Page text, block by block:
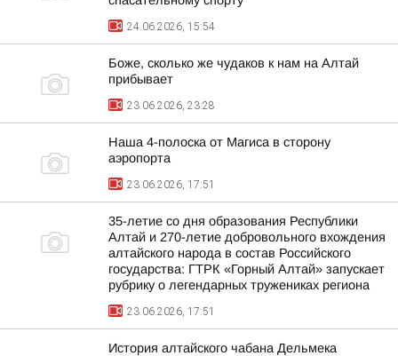
24.06.2026, 15:54
Боже, сколько же чудаков к нам на Алтай
прибывает
23.06.2026, 23:28
Наша 4-полоска от Магиса в сторону
аэропорта
23.06.2026, 17:51
35-летие со дня образования Республики
Алтай и 270-летие добровольного вхождения
алтайского народа в состав Российского
государства: ГТРК «Горный Алтай» запускает
рубрику о легендарных тружениках региона
23.06.2026, 17:51
История алтайского чабана Дельмека